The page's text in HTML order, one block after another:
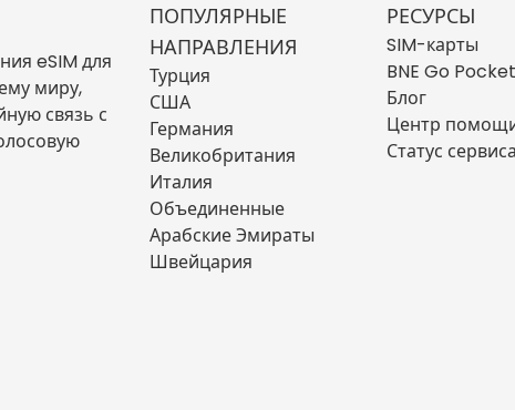
eSIM для
миру,
связь с
ПОПУЛЯРНЫЕ
НАПРАВЛЕНИЯ
Турция
США
Германия
Великобритания
Италия
Объединенные
Арабские Эмираты
Швейцария
РЕСУРСЫ
SIM-карты
BNE Go
Блог
Центр
Статус сервиса